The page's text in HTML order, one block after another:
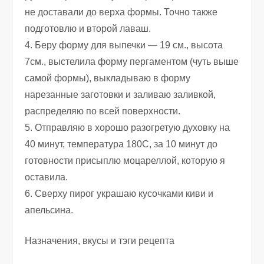
не доставали до верха формы. Точно также
подготовлю и второй лаваш.
4. Беру форму для выпечки — 19 см., высота
7см., выстелила форму пергаментом (чуть выше
самой формы), выкладываю в форму
нарезанные заготовки и заливаю заливкой,
распределяю по всей поверхности.
5. Отправляю в хорошо разогретую духовку на
40 минут, температура 180С, за 10 минут до
готовности присыплю моцареллой, которую я
оставила.
6. Сверху пирог украшаю кусочками киви и
апельсина.
Назначения, вкусы и тэги рецепта